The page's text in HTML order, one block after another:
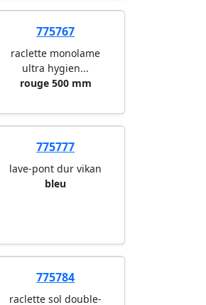
775767
raclette monolame
ultra hygien...
rouge 500 mm
775777
lave-pont dur vikan
bleu
775784
raclette sol double-